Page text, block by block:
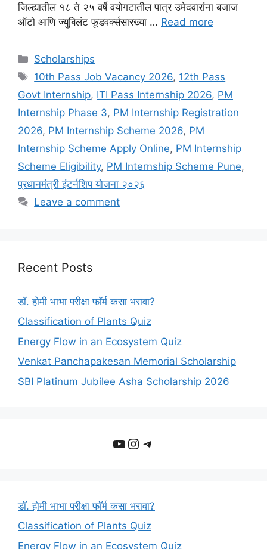
जिल्ह्यातील १८ ते २५ वर्षे वयोगटातील पात्र उमेदवारांना बजाज
ऑटो आणि ज्युबिलंट फूडवर्क्ससारख्या … Read more
Categories
Scholarships
Tags
10th Pass Job Vacancy 2026, 12th Pass
Govt Internship, ITI Pass Internship 2026, PM
Internship Phase 3, PM Internship Registration
2026, PM Internship Scheme 2026, PM
Internship Scheme Apply Online, PM Internship
Scheme Eligibility, PM Internship Scheme Pune,
प्रधानमंत्री इंटर्नशिप योजना २०२६
Leave a comment
Recent Posts
डॉ. होमी भाभा परीक्षा फॉर्म कसा भरावा?
Classification of Plants Quiz
Energy Flow in an Ecosystem Quiz
Venkat Panchapakesan Memorial Scholarship
SBI Platinum Jubilee Asha Scholarship 2026
YouTube
Instagram
Telegram
डॉ. होमी भाभा परीक्षा फॉर्म कसा भरावा?
Classification of Plants Quiz
Energy Flow in an Ecosystem Quiz